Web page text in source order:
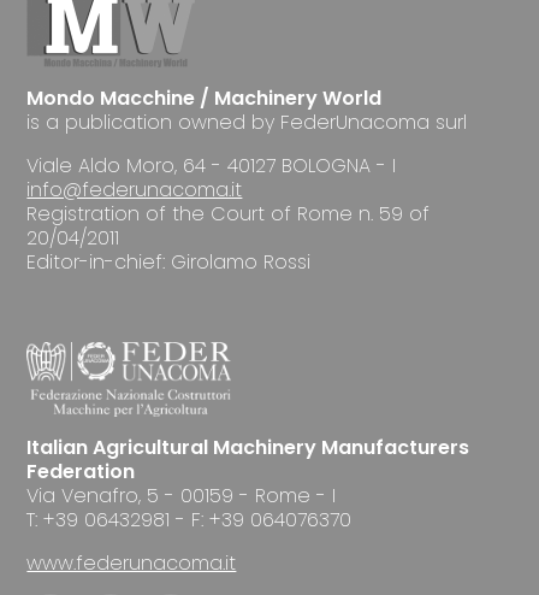
Mondo Macchine / Machinery World
is a publication owned by FederUnacoma surl
Viale Aldo Moro, 64 - 40127 BOLOGNA - I
info@federunacoma.it
Registration of the Court of Rome n. 59 of
20/04/2011
Editor-in-chief: Girolamo Rossi
Italian Agricultural Machinery Manufacturers
Federation
Via Venafro, 5 - 00159 - Rome - I
T: +39 06432981 - F: +39 064076370
www.federunacoma.it